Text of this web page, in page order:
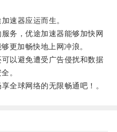
速器应运而生。
，优途加速器能够加快网
更加畅快地上网冲浪。
以避免遭受广告侵扰和数据
。
球网络的无限畅通吧！。